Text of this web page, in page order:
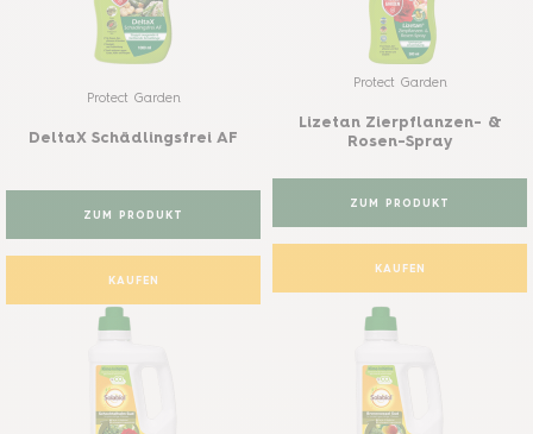
Protect Garden
DeltaX Schädlingsfrei AF
ZUM PRODUKT
KAUFEN
Protect Garden
Lizetan Zierpflanzen- &
Rosen-Spray
ZUM PRODUKT
KAUFEN